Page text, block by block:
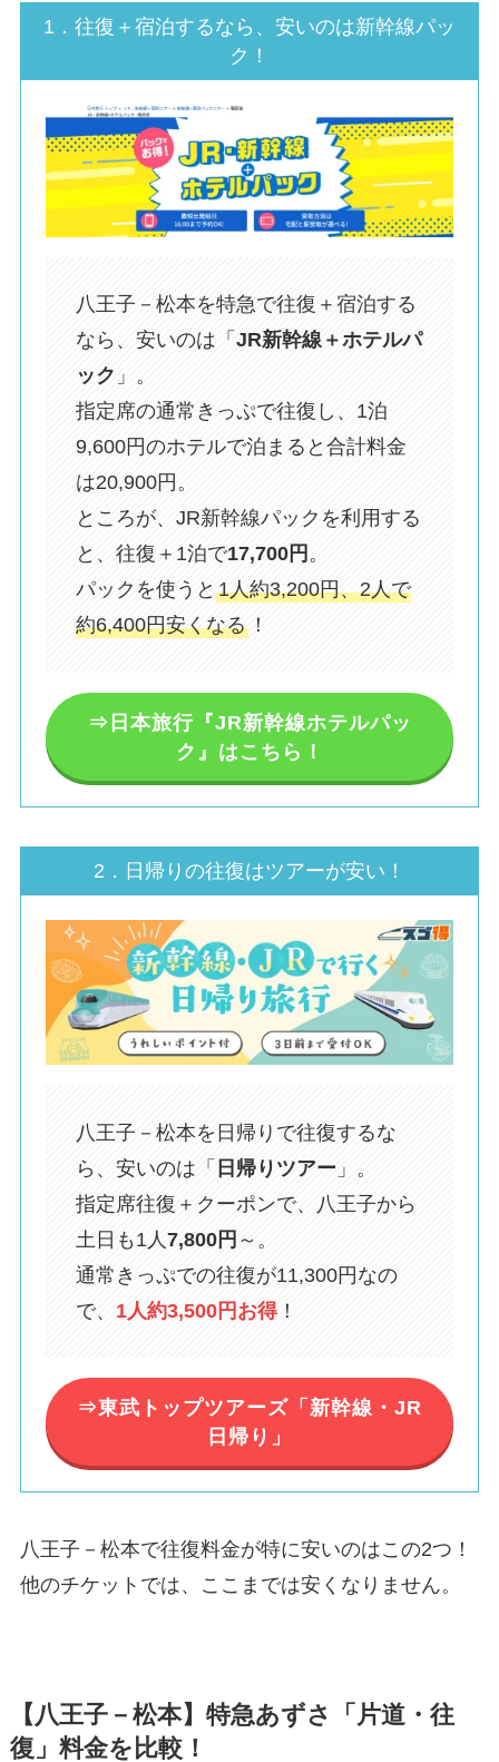
1．往復＋宿泊するなら、安いのは新幹線パッ
ク！
八王子－松本を特急で往復＋宿泊する
なら、安いのは「JR新幹線＋ホテルパ
ック 」。
指定席の通常きっぷで往復し、1泊
9,600円のホテルで泊まると合計料金
は20,900円。
ところが、JR新幹線パックを利用する
と、往復＋1泊で17,700円 。
パックを使うと1人約3,200円、2人で
約6,400円安くなる ！
⇒日本旅行『JR新幹線ホテルパッ
ク』はこちら！
2．日帰りの往復はツアーが安い！
八王子－松本を日帰りで往復するな
ら、安いのは「 日帰りツアー 」。
指定席往復＋クーポンで、八王子から
土日も1人7,800円 ～。
通常きっぷでの往復が11,300円なの
で、 1人約3,500円お得！
⇒東武トップツアーズ「新幹線・JR
日帰り」
八王子－松本で往復料金が特に安いのはこの2つ！
他のチケットでは、ここまでは安くなりません。
【八王子－松本】特急あずさ「片道・往
復」料金を比較！